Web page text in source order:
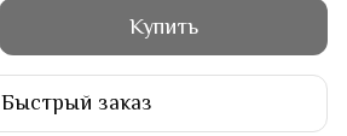
Купить
Быстрый заказ